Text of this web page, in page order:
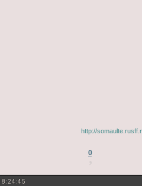
http://
0